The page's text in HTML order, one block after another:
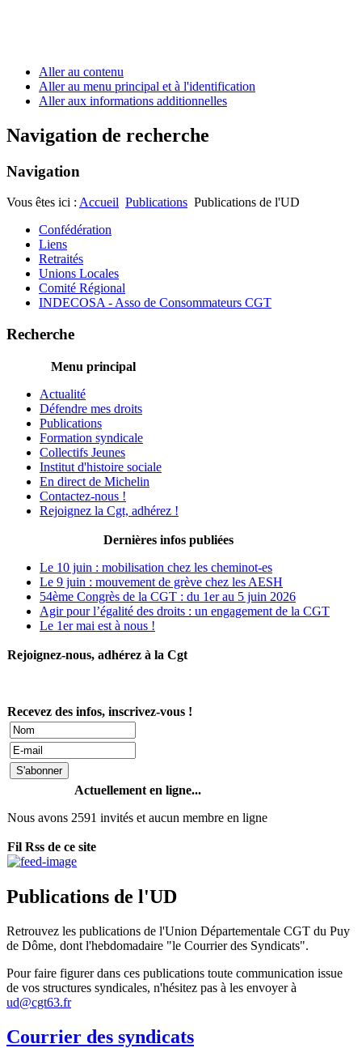
Aller au contenu
Aller au menu principal et à l'identification
Aller aux informations additionnelles
Navigation de recherche
Navigation
Vous êtes ici : Accueil Publications Publications de l'UD
Confédération
Liens
Retraités
Unions Locales
Comité Régional
INDECOSA - Asso de Consommateurs CGT
Recherche
Menu principal
Actualité
Défendre mes droits
Publications
Formation syndicale
Collectifs Jeunes
Institut d'histoire sociale
En direct de Michelin
Contactez-nous !
Rejoignez la Cgt, adhérez !
Dernières infos publiées
Le 10 juin : mobilisation chez les cheminot-es
Le 9 juin : mouvement de grève chez les AESH
54ème Congrès de la CGT : du 1er au 5 juin 2026
Agir pour l’égalité des droits : un engagement de la CGT
Le 1er mai est à nous !
Rejoignez-nous, adhérez à la Cgt
Recevez des infos, inscrivez-vous !
Actuellement en ligne...
Nous avons 2591 invités et aucun membre en ligne
Fil Rss de ce site
Publications de l'UD
Retrouvez les publications de l'Union Départementale CGT du Puy
de Dôme, dont l'hebdomadaire "le Courrier des Syndicats".
Pour faire figurer dans ces publications toute communication issue
de vos structures syndicales, n'hésitez pas à les envoyer à
ud@cgt63.fr
Courrier des syndicats